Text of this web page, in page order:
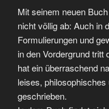
Mit seinem neuen
nicht völlig ab: Auch in
Formulierungen und
in den Vordergrund
hat ein überraschend
leises,
geschrieben.